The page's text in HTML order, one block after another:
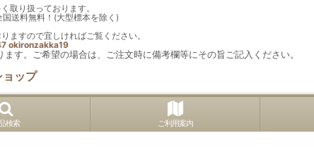
取り扱っております。
送料無料！(大型標本を除く)
ますので宜しければご覧ください。
okironzakka19
す。ご希望の場合は、ご注文時に備考欄等にその旨ご記入ください。
ョップ
検索 ご利用案内